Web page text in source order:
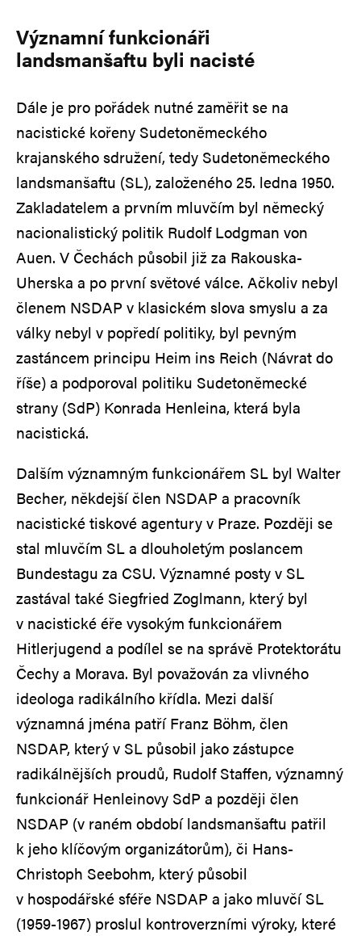
Významní funkcionáři
landsmanšaftu byli nacisté
Dále je pro pořádek nutné zaměřit se na
nacistické kořeny Sudetoněmeckého
krajanského sdružení, tedy Sudetoněmeckého
landsmanšaftu (SL), založeného 25. ledna 1950.
Zakladatelem a prvním mluvčím byl německý
nacionalistický politik Rudolf Lodgman von
Auen. V Čechách působil již za Rakouska-
Uherska a po první světové válce. Ačkoliv nebyl
členem NSDAP v klasickém slova smyslu a za
války nebyl v popředí politiky, byl pevným
zastáncem principu Heim ins Reich (Návrat do
říše) a podporoval politiku Sudetoněmecké
strany (SdP) Konrada Henleina, která byla
nacistická.
Dalším významným funkcionářem SL byl Walter
Becher, někdejší člen NSDAP a pracovník
nacistické tiskové agentury v Praze. Později se
stal mluvčím SL a dlouholetým poslancem
Bundestagu za CSU. Významné posty v SL
zastával také Siegfried Zoglmann, který byl
v nacistické éře vysokým funkcionářem
Hitlerjugend a podílel se na správě Protektorátu
Čechy a Morava. Byl považován za vlivného
ideologa radikálního křídla. Mezi další
významná jména patří Franz Böhm, člen
NSDAP, který v SL působil jako zástupce
radikálnějších proudů, Rudolf Staffen, významný
funkcionář Henleinovy SdP a později člen
NSDAP (v raném období landsmanšaftu patřil
k jeho klíčovým organizátorům), či Hans-
Christoph Seebohm, který působil
v hospodářské sféře NSDAP a jako mluvčí SL
(1959-1967) proslul kontroverzními výroky, které